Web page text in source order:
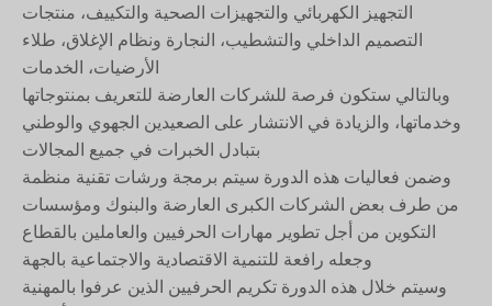
التجهيز الكهربائي والتجهيزات الصحية والتكييف، منتجات
التصميم الداخلي والتشطيب، النجارة ونظام الإغلاق، طلاء
الأرضيات، الخدمات
وبالتالي ستكون فرصة للشركات العارضة للتعريف بمنتوجاتها
وخدماتها، والزيادة في الانتشار على الصعيدين الجهوي والوطني
بتبادل الخبرات في جميع المجالات
وضمن فعاليات هذه الدورة سيتم برمجة ورشات تقنية منظمة
من طرف بعض الشركات الكبرى العارضة والبنوك ومؤسسات
التكوين من أجل تطوير مهارات الحرفيين والعاملين بالقطاع
وجعله رافعة للتنمية الاقتصادية والاجتماعية بالجهة
وسيتم خلال هذه الدورة تكريم الحرفيين الذين عرفوا بالمهنية